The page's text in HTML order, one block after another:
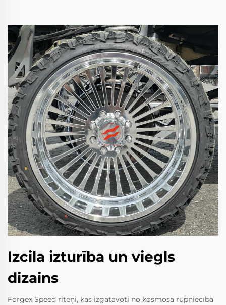
Izcila izturība un viegls
dizains
Forgex Speed riteņi, kas izgatavoti no kosmosa rūpniecībā